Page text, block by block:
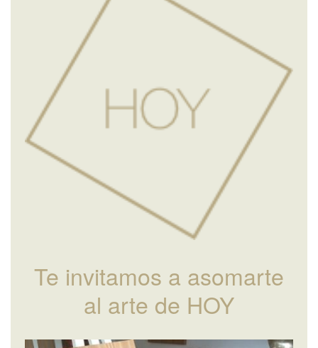
Te invitamos a asomarte
al arte de HOY